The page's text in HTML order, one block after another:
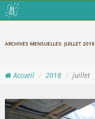
ARCHIVES MENSUELLES: JUILLET 2018
Accueil 2018 juillet